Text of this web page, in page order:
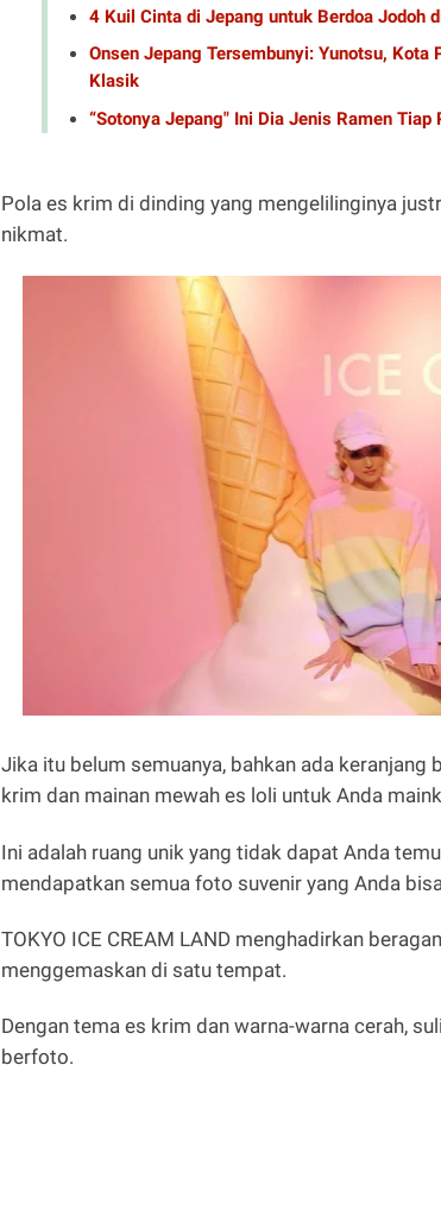
4 Kuil Cinta di Jepang untuk Berdoa Jodoh
Onsen Jepang Tersembunyi: Yunotsu,
Klasik
“Sotonya Jepang" Ini Dia Jenis Ramen Tiap
Pola es krim di dinding yang mengelilinginya
nikmat.
Jika itu belum semuanya, bahkan ada keranjang
krim dan mainan mewah es loli untuk Anda
Ini adalah ruang unik yang tidak dapat Anda
mendapatkan semua foto suvenir yang Anda
TOKYO ICE CREAM LAND menghadirkan
menggemaskan di satu tempat.
Dengan tema es krim dan warna-warna cerah,
berfoto.